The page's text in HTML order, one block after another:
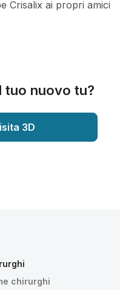
Crisalix ai propri amici
tuo nuovo tu?
3D
chirurghi